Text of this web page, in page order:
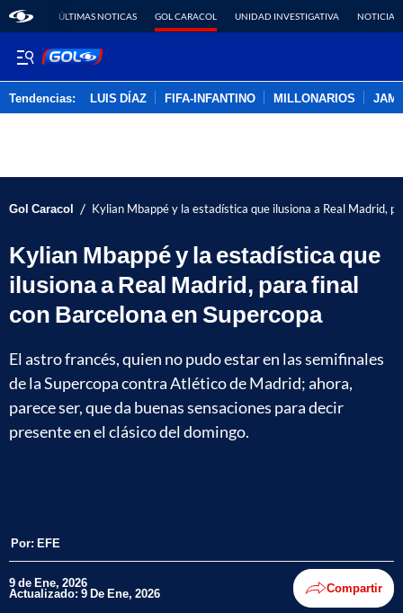
ÚLTIMAS NOTICAS GOL CARACOL UNIDAD INVESTIGATIVA NOTICIAS
Tendencias: LUIS DÍAZ FIFA-INFANTINO MILLONARIOS
Gol Caracol / Kylian Mbappé y la estadística que ilusiona a Real Madrid,
Kylian Mbappé y la estadística que
ilusiona a Real Madrid, para final
con Barcelona en Supercopa
El astro francés, quien no pudo estar en las semifinales
de la Supercopa contra Atlético de Madrid; ahora,
parece ser, que da buenas sensaciones para decir
presente en el clásico del domingo.
Por: EFE
9 de Ene, 2026
Actualizado: 9 De Ene, 2026 Compartir